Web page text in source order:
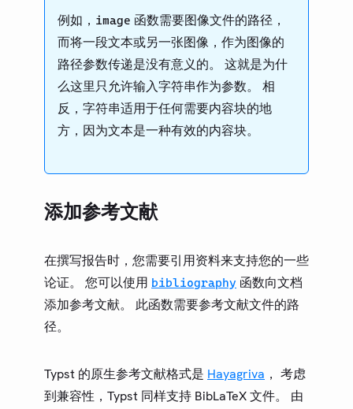
例如， image 函数需要图像文件的路径，
而将一段文本或另一张图像，作为图像的
路径参数传递是没有意义的。 这就是为什
么这里只允许输入字符串作为参数。 相
反，字符串适用于任何需要内容块的地
方，因为文本是一种有效的内容块。
添加参考文献
在撰写报告时，您需要引用资料来支持您的一些
论证。 您可以使用 bibliography 函数向文档
添加参考文献。 此函数需要参考文献文件的路
径。
Typst 的原生参考文献格式是 Hayagriva ， 考虑
到兼容性，Typst 同样支持 BibLaTeX 文件。 由